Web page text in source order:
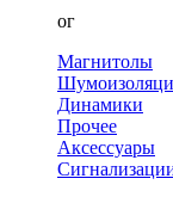
Каталог
Магнитолы
Динамики
Прочее
Аксессуары